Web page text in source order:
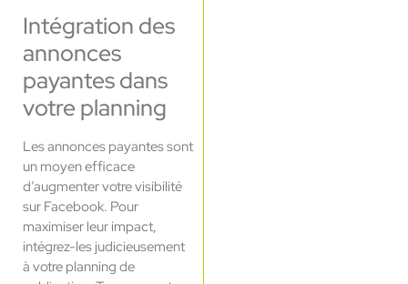
Intégration des
annonces
payantes dans
votre planning
Les annonces payantes sont
un moyen efficace
d’augmenter votre visibilité
sur Facebook. Pour
maximiser leur impact,
intégrez-les judicieusement
à votre planning de